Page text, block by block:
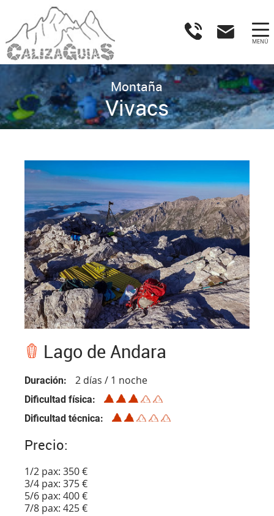
MENÚ
Montaña
Vivacs
Lago de Andara
Duración 2 días / 1 noche
Dificultad física
Dificultad técnica
Precio:
1/2 pax: 350 €
3/4 pax: 375 €
5/6 pax: 400 €
7/8 pax: 425 €